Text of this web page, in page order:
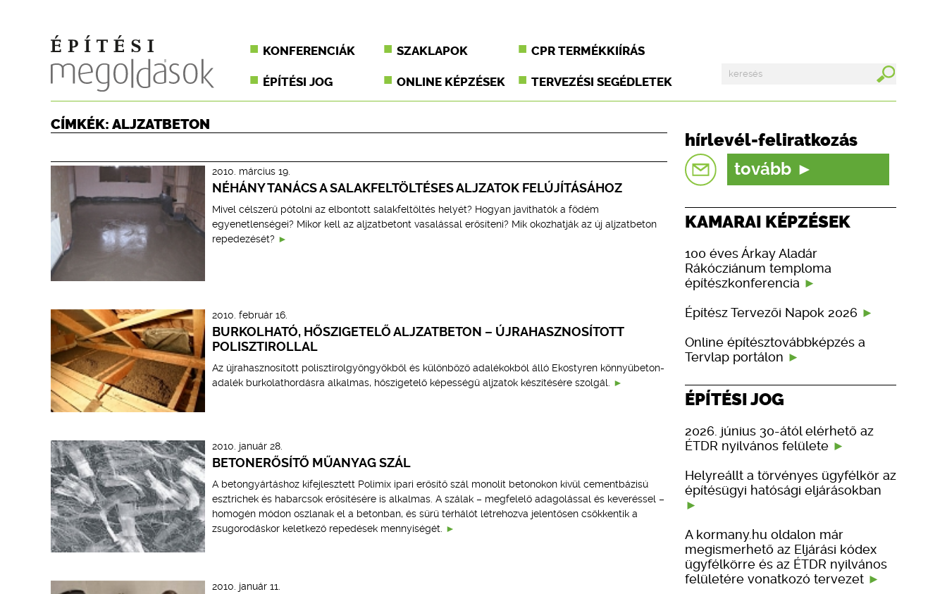
KONFERENCIÁK SZAKLAPOK CPR TERMÉKKIÍRÁS
ÉPÍTÉSI JOG ONLINE KÉPZÉSEK TERVEZÉSI SEGÉDLETEK
CÍMKÉK: ALJZATBETON
2010. március 19.
NÉHÁNY TANÁCS A SALAKFELTÖLTÉSES ALJZATOK FELÚJÍTÁSÁHOZ
Mivel célszerű pótolni az elbontott salakfeltöltés helyét? Hogyan javíthatók a födém
egyenetlenségei? Mikor kell az aljzatbetont vasalással erősíteni? Mik okozhatják az új aljzatbeton
repedezését?
2010. február 16.
BURKOLHATÓ, HŐSZIGETELŐ ALJZATBETON – ÚJRAHASZNOSÍTOTT
POLISZTIROLLAL
Az újrahasznosított polisztirolgyöngyökből és különböző adalékokból álló Ekostyren könnyűbeton-
adalék burkolathordásra alkalmas, hőszigetelő képességű aljzatok készítésére szolgál.
2010. január 28.
BETONERŐSÍTŐ MŰANYAG SZÁL
A betongyártáshoz kifejlesztett Polimix ipari erősítő szál monolit betonokon kívül cementbázisú
esztrichek és habarcsok erősítésére is alkalmas. A szálak – megfelelő adagolással és keveréssel –
homogén módon oszlanak el a betonban, és sűrű térhálót létrehozva jelentősen csökkentik a
zsugorodáskor keletkező repedések mennyiségét.
2010. január 11.
hírlevél-feliratkozás
tovább
KAMARAI KÉPZÉSEK
100 éves Árkay Aladár
Rákócziánum temploma
építészkonferencia
Építész Tervezői Napok 2026
Online építésztovábbképzés a
Tervlap portálon
ÉPÍTÉSI JOG
2026. június 30-ától elérhető az
ÉTDR nyilvános felülete
Helyreállt a törvényes ügyfélkör az
építésügyi hatósági eljárásokban
A kormany.hu oldalon már
megismerhető az Eljárási kódex
ügyfélkörre és az ÉTDR nyilvános
felületére vonatkozó tervezet